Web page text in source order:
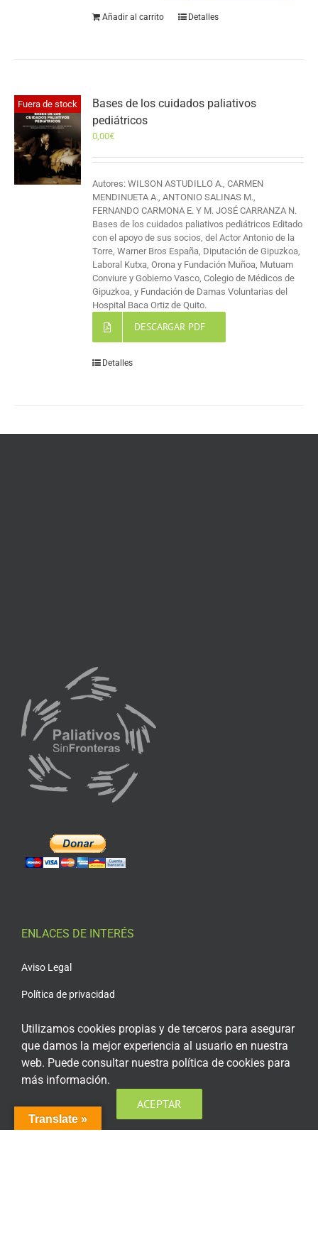
Añadir al carrito Detalles
Fuera de stock
Bases de los cuidados paliativos
pediátricos
0,00€
Autores: WILSON ASTUDILLO A., CARMEN
MENDINUETA A., ANTONIO SALINAS M.,
FERNANDO CARMONA E. Y M. JOSÉ CARRANZA N.
Bases de los cuidados paliativos pediátricos Editado
con el apoyo de sus socios, del Actor Antonio de la
Torre, Warner Bros España, Diputación de Gipuzkoa,
Laboral Kutxa, Orona y Fundación Muñoa, Mutuam
Conviure y Gobierno Vasco, Colegio de Médicos de
Gipuzkoa, y Fundación de Damas Voluntarias del
Hospital Baca Ortiz de Quito.
DESCARGAR PDF
Detalles
ENLACES DE INTERÉS
Aviso Legal
Política de privacidad
Política de cookies
Condiciones generales de contratación
Acceso plataforma de teleformación
Translate »
Utilizamos cookies propias y de terceros para asegurar
que damos la mejor experiencia al usuario en nuestra
web. Puede consultar nuestra política de cookies para
más información.
ACEPTAR